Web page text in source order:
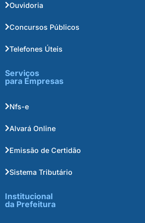
Ouvidoria
Concursos Públicos
Telefones Úteis
Serviços
para Empresas
Nfs-e
Alvará Online
Emissão de Certidão
Sistema Tributário
Institucional
da Prefeitura